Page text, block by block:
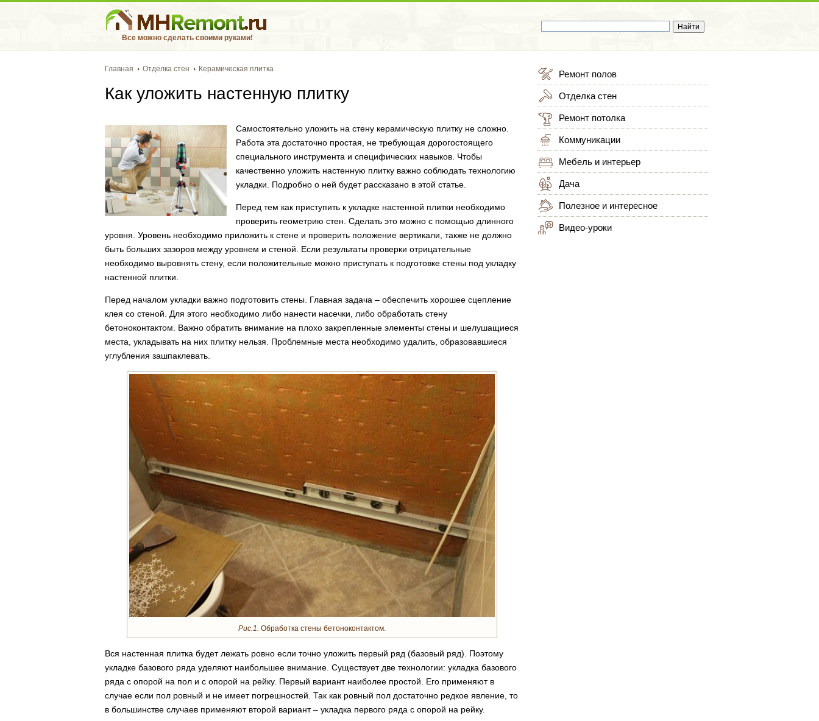
Все можно сделать своими руками!
Главная Отделка стен Керамическая плитка
Как уложить настенную плитку
Самостоятельно уложить на стену керамическую плитку не сложно.
Работа эта достаточно простая, не требующая дорогостоящего
специального инструмента и специфических навыков. Чтобы
качественно уложить настенную плитку важно соблюдать технологию
укладки. Подробно о ней будет рассказано в этой статье.
Перед тем как приступить к укладке настенной плитки необходимо
проверить геометрию стен. Сделать это можно с помощью длинного
уровня. Уровень необходимо приложить к стене и проверить положение вертикали, также не должно
быть больших зазоров между уровнем и стеной. Если результаты проверки отрицательные
необходимо выровнять стену, если положительные можно приступать к подготовке стены под укладку
настенной плитки.
Перед началом укладки важно подготовить стены. Главная задача – обеспечить хорошее сцепление
клея со стеной. Для этого необходимо либо нанести насечки, либо обработать стену
бетоноконтактом. Важно обратить внимание на плохо закрепленные элементы стены и шелушащиеся
места, укладывать на них плитку нельзя. Проблемные места необходимо удалить, образовавшиеся
углубления зашпаклевать.
Рис.1. Обработка стены бетоноконтактом.
Вся настенная плитка будет лежать ровно если точно уложить первый ряд (базовый ряд). Поэтому
укладке базового ряда уделяют наибольшее внимание. Существует две технологии: укладка базового
ряда с опорой на пол и с опорой на рейку. Первый вариант наиболее простой. Его применяют в
случае если пол ровный и не имеет погрешностей. Так как ровный пол достаточно редкое явление, то
в большинстве случаев применяют второй вариант – укладка первого ряда с опорой на рейку.
Ремонт полов
Отделка стен
Ремонт потолка
Коммуникации
Мебель и интерьер
Дача
Полезное и интересное
Видео-уроки